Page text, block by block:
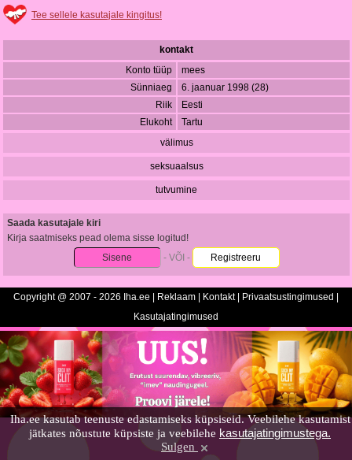
Iha.ee kasutab teenuste edastamiseks küpsiseid. Veebilehe kasutamist
jätkates nõustute küpsiste ja veebilehe kasutajatingimustega.
Sulgen
Tee sellele kasutajale kingitus!
kontakt
Konto tüüp
mees
Sünniaeg
6. jaanuar 1998 (28)
Riik
Eesti
Elukoht
Tartu
välimus
seksuaalsus
tutvumine
Saada kasutajale kiri
Kirja saatmiseks pead olema sisse logitud!
Sisene
- VÕI - Registreeru
Copyright @ 2007 - 2026 Iha.ee | Reklaam Kontakt| Privaatsustingimused
Kasutajatingimused